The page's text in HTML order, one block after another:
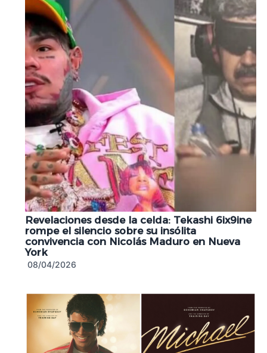
Revelaciones desde la celda: Tekashi 6ix9ine
rompe el silencio sobre su insólita
convivencia con Nicolás Maduro en Nueva
York
08/04/2026